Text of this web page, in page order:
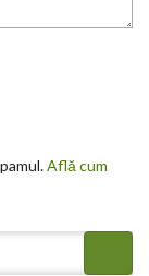
Află cum